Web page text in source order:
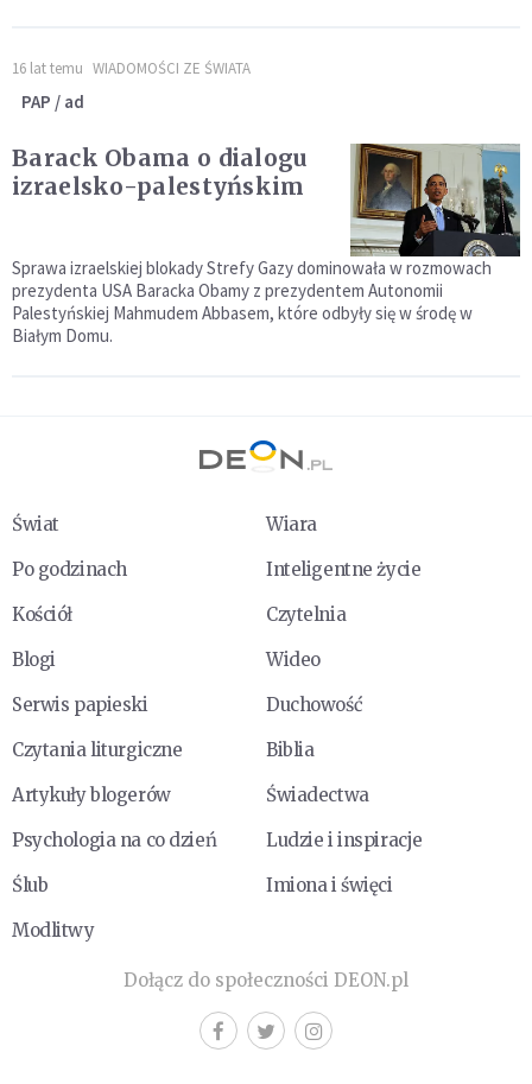
16 lat temu WIADOMOŚCI ZE ŚWIATA
PAP / ad
Barack Obama o dialogu
izraelsko-palestyńskim
Sprawa izraelskiej blokady Strefy Gazy dominowała w rozmowach
prezydenta USA Baracka Obamy z prezydentem Autonomii
Palestyńskiej Mahmudem Abbasem, które odbyły się w środę w
Białym Domu.
Świat
Wiara
Po godzinach
Inteligentne życie
Kościół
Czytelnia
Blogi
Wideo
Serwis papieski
Duchowość
Czytania liturgiczne
Biblia
Artykuły blogerów
Świadectwa
Psychologia na co dzień
Ludzie i inspiracje
Ślub
Imiona i święci
Modlitwy
Dołącz do społeczności DEON.pl